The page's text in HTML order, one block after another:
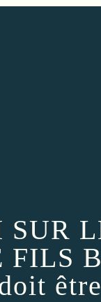
SUR
FILS